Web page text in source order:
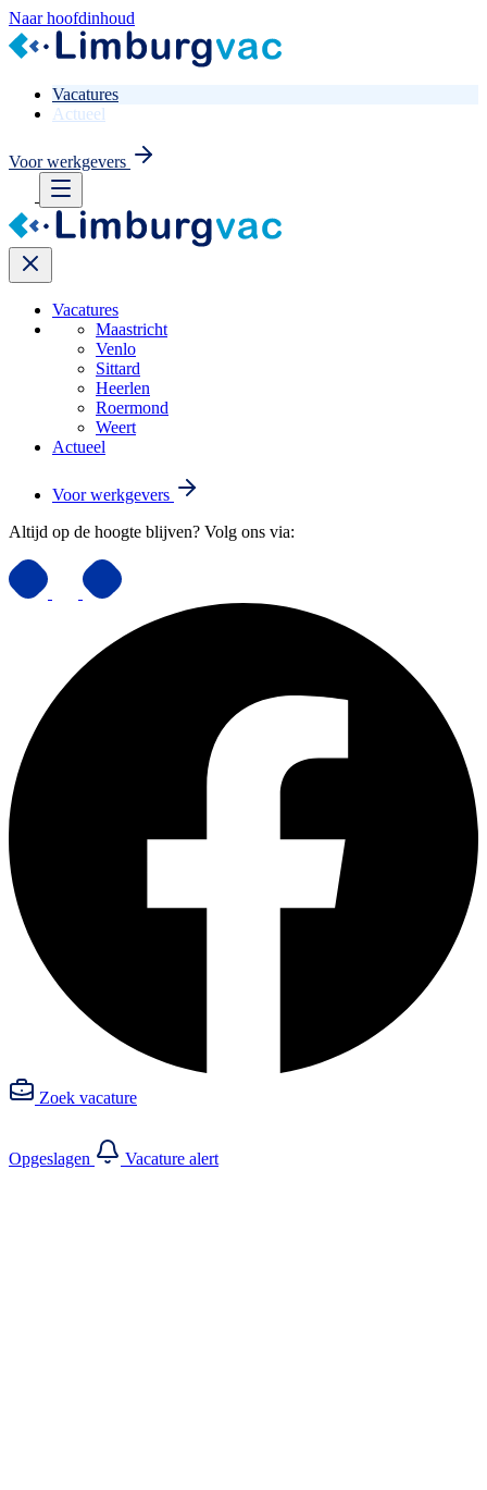
Naar hoofdinhoud
Vacatures
Actueel
Voor werkgevers
Vacatures
Maastricht
Venlo
Sittard
Heerlen
Roermond
Weert
Actueel
Voor werkgevers
Altijd op de hoogte blijven? Volg ons via:
Zoek vacature
Opgeslagen Vacature alert